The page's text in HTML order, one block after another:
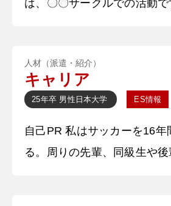
ができず悔しい思いをしまし
は、〇〇サークルでの活動
ること」を目標にしていたの
難しさや交流の少なさから辞
いました。そのため、〇〇や
ことに加え、飲み会や部会を
交流の機会を増やしました
人材（派遣・紹介）
キャリア
25年卒 男性 日本大学 ES情報
自己PR 私はサッカーを16年間続けてきてい
る。周りの先輩、同級生や